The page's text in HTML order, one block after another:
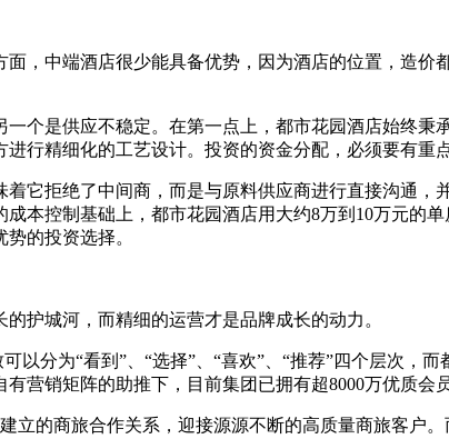
，中端酒店很少能具备优势，因为酒店的位置，造
个是供应不稳定。在第一点上，都市花园酒店始终秉
行精细化的工艺设计。投资的资金分配，必须要有重
它拒绝了中间商，而是与原料供应商进行直接沟通，
本控制基础上，都市花园酒店用大约8万到10万元的
的投资选择。
护城河，而精细的运营才是品牌成长的动力。
以分为“看到”、“选择”、“喜欢”、“推荐”四个层次，
营销矩阵的助推下，目前集团已拥有超8000万优质会员
立的商旅合作关系，迎接源源不断的高质量商旅客户